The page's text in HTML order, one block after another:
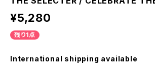
¥5,280
残り1点
International shipping available